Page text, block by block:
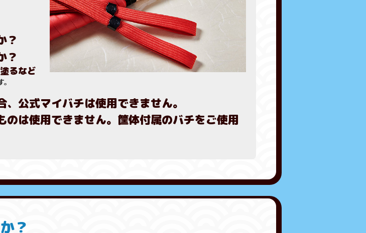
？
？
るなど
公式マイバチは使用できません。
は使用できません。筐体付属のバチをご使用
？